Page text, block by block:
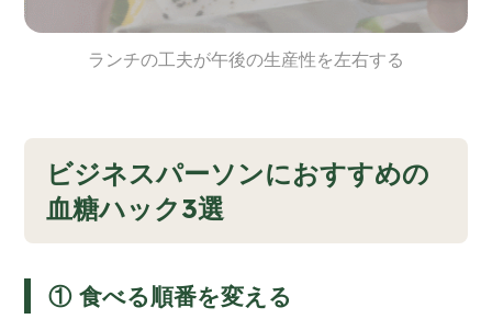
ランチの工夫が午後の生産性を左右する
ビジネスパーソンにおすすめの
血糖ハック3選
① 食べる順番を変える